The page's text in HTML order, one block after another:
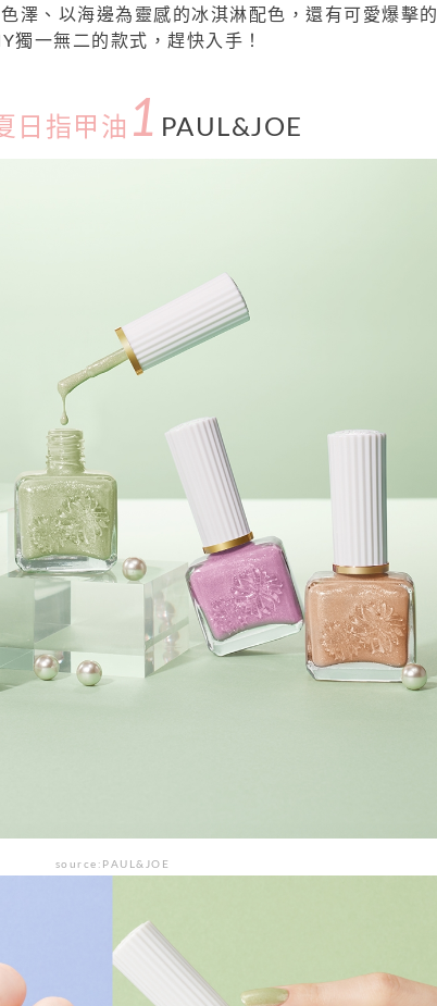
澤、以海邊為靈感的冰淇淋配色，還有可愛爆擊的
獨一無二的款式，趕快入手！
日指甲油 1 PAUL&JOE
source:PAUL&JOE